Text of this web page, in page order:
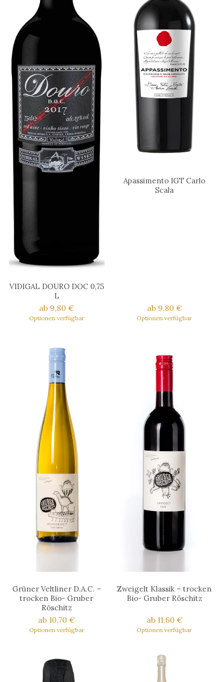
VIDIGAL DOURO DOC 0,75
L
ab 9,80 €
Optionen verfügbar
Apassimento IGT Carlo
Scala
ab 9,80 €
Optionen verfügbar
Grüner Veltliner D.A.C. –
trocken Bio- Gruber
Röschitz
ab 10,70 €
Optionen verfügbar
Zweigelt Klassik – trocken
Bio- Gruber Röschitz
ab 11,60 €
Optionen verfügbar